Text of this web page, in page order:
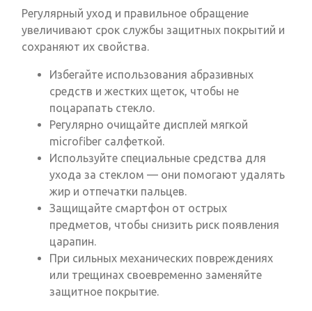
Регулярный уход и правильное обращение
увеличивают срок службы защитных покрытий и
сохраняют их свойства.
Избегайте использования абразивных
средств и жестких щеток, чтобы не
поцарапать стекло.
Регулярно очищайте дисплей мягкой
microfiber салфеткой.
Используйте специальные средства для
ухода за стеклом — они помогают удалять
жир и отпечатки пальцев.
Защищайте смартфон от острых
предметов, чтобы снизить риск появления
царапин.
При сильных механических повреждениях
или трещинах своевременно заменяйте
защитное покрытие.